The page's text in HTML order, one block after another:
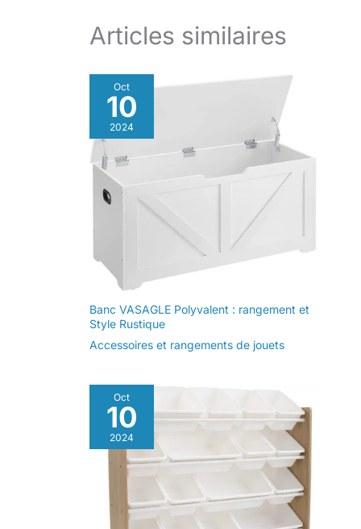
Articles similaires
Oct
10
2024
Banc VASAGLE Polyvalent : rangement et
Style Rustique
Accessoires et rangements de jouets
Oct
10
2024